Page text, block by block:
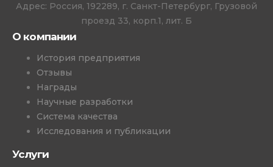
Адрес: Россия, 192289, г. Санкт-Петербург, Грузовой
проезд 33, корп.1, лит. Б
О компании
История предприятия
Отзывы
Награды
Научные разработки
Система качества
Исследования и публикации
Услуги